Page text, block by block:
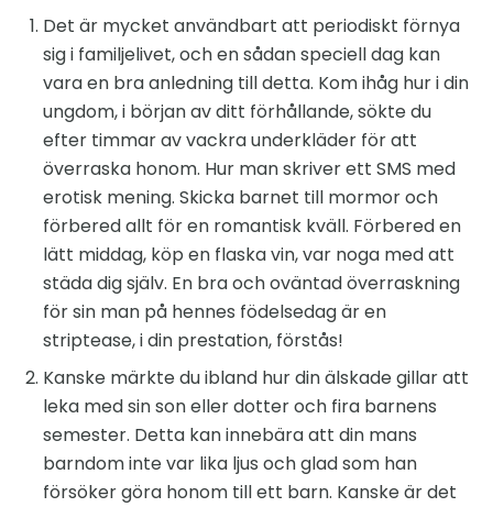
Det är mycket användbart att periodiskt förnya
sig i familjelivet, och en sådan speciell dag kan
vara en bra anledning till detta. Kom ihåg hur i din
ungdom, i början av ditt förhållande, sökte du
efter timmar av vackra underkläder för att
överraska honom. Hur man skriver ett SMS med
erotisk mening. Skicka barnet till mormor och
förbered allt för en romantisk kväll. Förbered en
lätt middag, köp en flaska vin, var noga med att
städa dig själv. En bra och oväntad överraskning
för sin man på hennes födelsedag är en
striptease, i din prestation, förstås!
Kanske märkte du ibland hur din älskade gillar att
leka med sin son eller dotter och fira barnens
semester. Detta kan innebära att din mans
barndom inte var lika ljus och glad som han
försöker göra honom till ett barn. Kanske är det